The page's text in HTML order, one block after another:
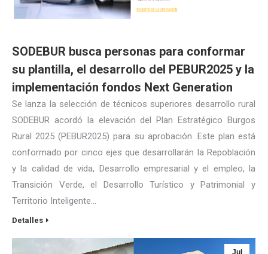
SODEBUR busca personas para conformar
su plantilla, el desarrollo del PEBUR2025 y la
implementación fondos Next Generation
Se lanza la selección de técnicos superiores desarrollo rural
SODEBUR acordó la elevación del Plan Estratégico Burgos
Rural 2025 (PEBUR2025) para su aprobación. Este plan está
conformado por cinco ejes que desarrollarán la Repoblación
y la calidad de vida, Desarrollo empresarial y el empleo, la
Transición Verde, el Desarrollo Turístico y Patrimonial y
Territorio Inteligente…
Detalles
Jul